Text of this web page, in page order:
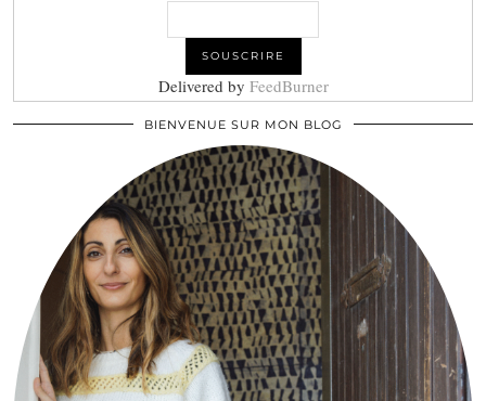
Delivered by FeedBurner
BIENVENUE SUR MON BLOG